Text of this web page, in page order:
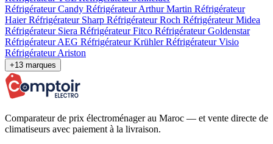
Réfrigérateur Candy Réfrigérateur Arthur Martin Réfrigérateur
HaierRéfrigérateur Sharp Réfrigérateur Roch Réfrigérateur Midea
Réfrigérateur Siera Réfrigérateur Fitco Réfrigérateur Goldenstar
Réfrigérateur AEG Réfrigérateur KrühlerRéfrigérateur Visio
Réfrigérateur Ariston
+13 marques
Comparateur de prix électroménager au Maroc — et vente directe de
climatiseurs avec paiement à la livraison.